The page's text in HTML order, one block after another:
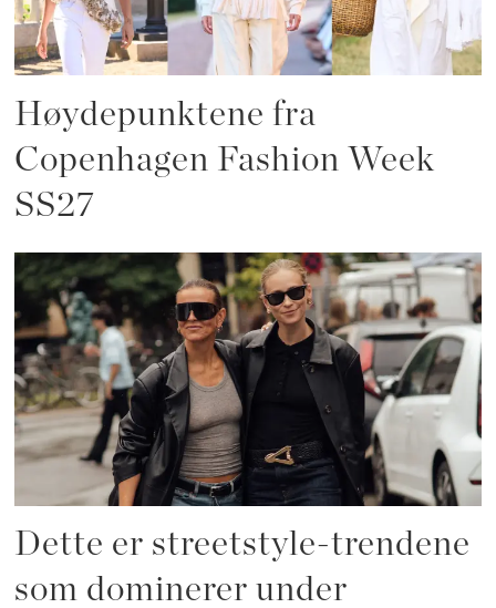
Høydepunktene fra
Copenhagen Fashion Week
SS27
Dette er streetstyle-trendene
som dominerer under